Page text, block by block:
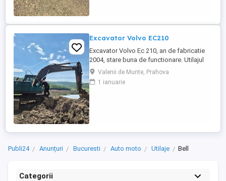
Excavator Volvo EC210
Excavator Volvo Ec 210, an de fabricatie
2004, stare buna de functionare. Utilajul
are cupla hidarulica rapida, linii hidraulice
auxiliare pentru picon, foarfeca, etc.
Motorul este Deutz-Volvo cu racire pe
Valenii de Munte, Prahova
1 ianuarie
Publi24 Anunțuri Bucuresti Auto moto Utilaje Bell
Categorii